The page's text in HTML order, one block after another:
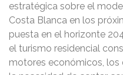
estratégica sobre el
Costa Blanca en los
puesta en el horizonte
el turismo residencial
motores económicos, los